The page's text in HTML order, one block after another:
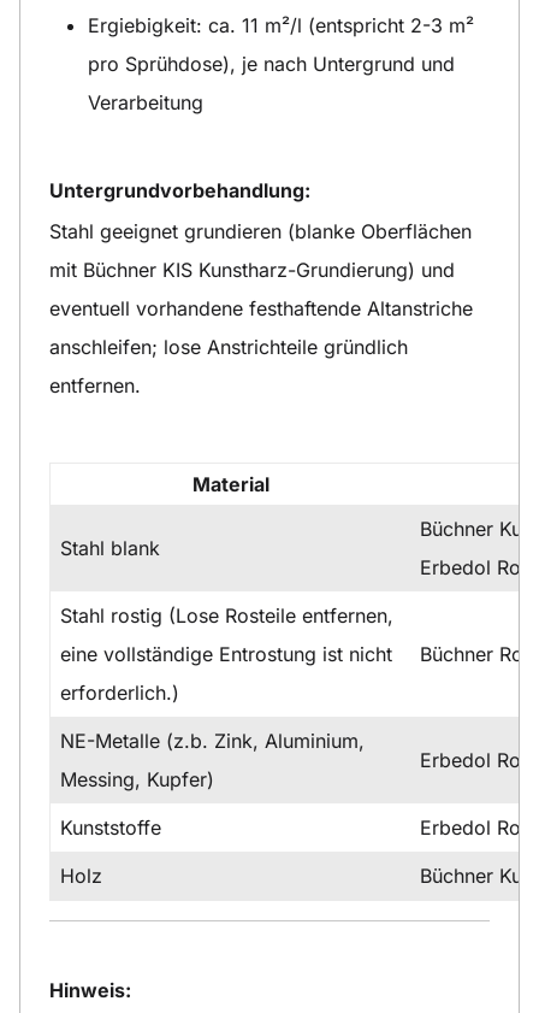
Ergiebigkeit: ca. 11 m²/l (entspricht 2-3 m²
pro Sprühdose), je nach Untergrund und
Verarbeitung
Untergrundvorbehandlung:
Stahl geeignet grundieren (blanke Oberflächen
mit Büchner KIS Kunstharz-Grundierung) und
eventuell vorhandene festhaftende Altanstriche
anschleifen; lose Anstrichteile gründlich
entfernen.
Material
Stahl blank
Büchner
Erbedol
Stahl rostig (Lose Rosteile entfernen,
eine vollständige Entrostung ist nicht
erforderlich.)
Büchner
NE-Metalle (z.b. Zink, Aluminium,
Messing, Kupfer)
Erbedol
Kunststoffe
Erbedol
Holz
Büchner
Hinweis: